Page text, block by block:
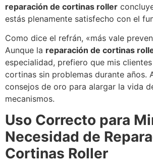
reparación de cortinas roller
estás plenamente satisfecho con el
Como dice el refrán, «más vale
Aunque la reparación de cortinas
especialidad, prefiero que mis
cortinas sin problemas durante años.
consejos de oro para alargar la vida
mecanismos.
Uso Correcto para
Necesidad de
Cortinas Roller